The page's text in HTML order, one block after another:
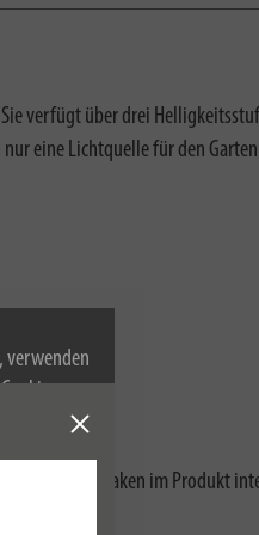
verwenden
zu.
verfügt über drei
eine Lichtquelle für den
Aufhängehaken im Produkt